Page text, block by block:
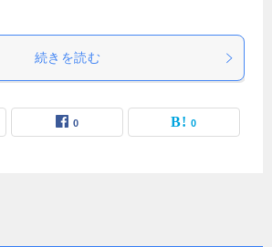
続きを読む
0 0